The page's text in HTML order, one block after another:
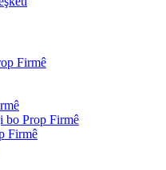
Firmê
bo Prop Firmê
Firmê